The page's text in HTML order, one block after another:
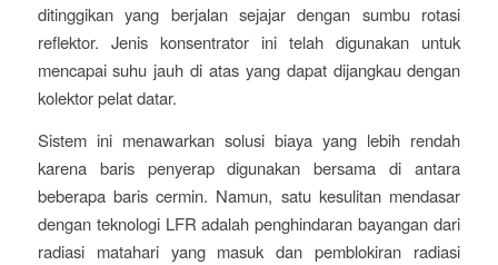
ditinggikan yang berjalan sejajar dengan sumbu rotasi
reflektor. Jenis konsentrator ini telah digunakan untuk
mencapai suhu jauh di atas yang dapat dijangkau dengan
kolektor pelat datar.
Sistem ini menawarkan solusi biaya yang lebih rendah
karena baris penyerap digunakan bersama di antara
beberapa baris cermin. Namun, satu kesulitan mendasar
dengan teknologi LFR adalah penghindaran bayangan dari
radiasi matahari yang masuk dan pemblokiran radiasi